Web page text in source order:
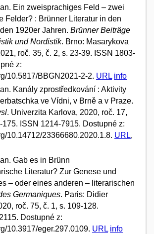
Ein zweisprachiges Feld – zwei
Felder? : Brünner Literatur in den
1920er Jahren. Brünner Beiträge
und Nordistik. Brno: Masarykova
roč. 35, č. 2, s. 23-39. ISSN 1803-
z:
10.5817/BBGN2021-2-2. URL info
Kanály zprostředkování : Aktivity
ve Vídni, v Brně a v Praze.
. Univerzita Karlova, 2020, roč. 17,
175. ISSN 1214-7915. Dostupné z:
10.14712/23366680.2020.1.8. URL,
Gab es in Brünn
Literatur? Zur Genese und
– oder eines anderen – literarischen
Germaniques. Paris: Didier
roč. 75, č. 1, s. 109-128.
Dostupné z:
10.3917/eger.297.0109. URL info